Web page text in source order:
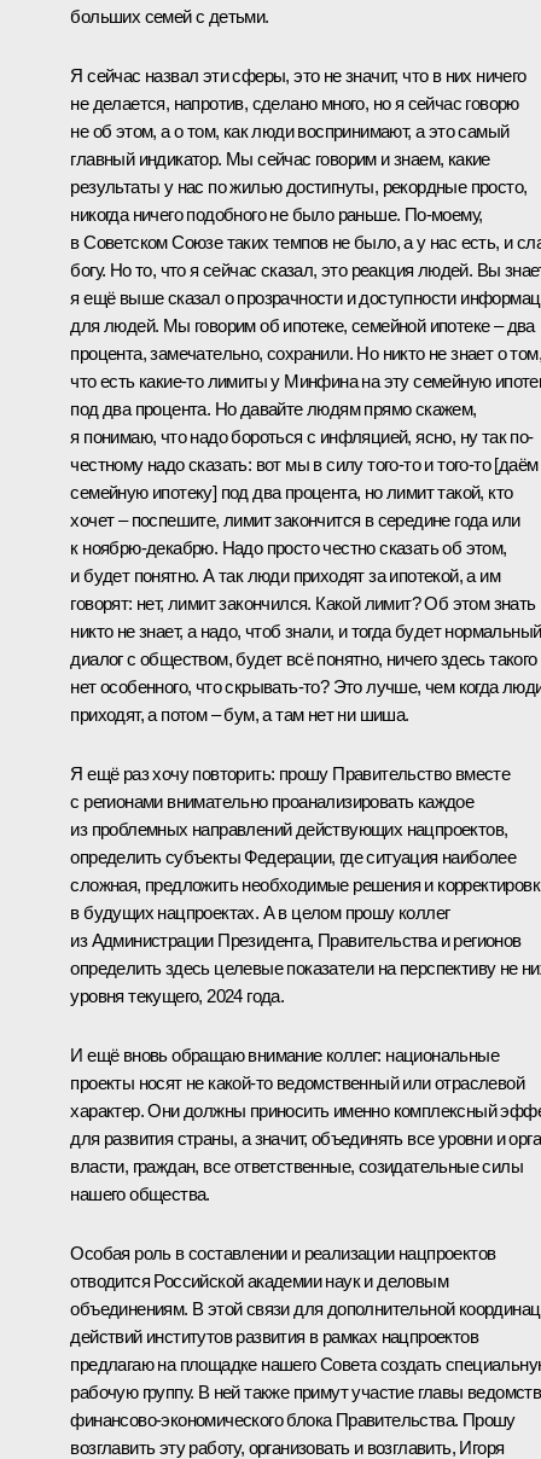
больших семей с детьми.
Я сейчас назвал эти сферы, это не значит, что в них ничего
не делается, напротив, сделано много, но я сейчас говорю
не об этом, а о том, как люди воспринимают, а это самый
главный индикатор. Мы сейчас говорим и знаем, какие
результаты у нас по жилью достигнуты, рекордные просто,
никогда ничего подобного не было раньше. По-моему,
в Советском Союзе таких темпов не было, а у нас есть, и
богу. Но то, что я сейчас сказал, это реакция людей. Вы
я ещё выше сказал о прозрачности и доступности
для людей. Мы говорим об ипотеке, семейной ипотеке – два
процента, замечательно, сохранили. Но никто не знает о том,
что есть какие-то лимиты у Минфина на эту семейную
под два процента. Но давайте людям прямо скажем,
я понимаю, что надо бороться с инфляцией, ясно, ну так по-
честному надо сказать: вот мы в силу того-то и того-то [даём
семейную ипотеку] под два процента, но лимит такой, кто
хочет – поспешите, лимит закончится в середине года или
к ноябрю-декабрю. Надо просто честно сказать об этом,
и будет понятно. А так люди приходят за ипотекой, а им
говорят: нет, лимит закончился. Какой лимит? Об этом знать
никто не знает, а надо, чтоб знали, и тогда будет нормальный
диалог с обществом, будет всё понятно, ничего здесь такого
нет особенного, что скрывать-то? Это лучше, чем когда
приходят, а потом – бум, а там нет ни шиша.
Я ещё раз хочу повторить: прошу Правительство вместе
с регионами внимательно проанализировать каждое
из проблемных направлений действующих нацпроектов,
определить субъекты Федерации, где ситуация наиболее
сложная, предложить необходимые решения и
в будущих нацпроектах. А в целом прошу коллег
из Администрации Президента, Правительства и регионов
определить здесь целевые показатели на перспективу не
уровня текущего, 2024 года.
И ещё вновь обращаю внимание коллег: национальные
проекты носят не какой-то ведомственный или отраслевой
характер. Они должны приносить именно комплексный
для развития страны, а значит, объединять все уровни и
власти, граждан, все ответственные, созидательные силы
нашего общества.
Особая роль в составлении и реализации нацпроектов
отводится Российской академии наук и деловым
объединениям. В этой связи для дополнительной
действий институтов развития в рамках нацпроектов
предлагаю на площадке нашего Совета создать
рабочую группу. В ней также примут участие главы ведомств
финансово-экономического блока Правительства. Прошу
возглавить эту работу, организовать и возглавить, Игоря